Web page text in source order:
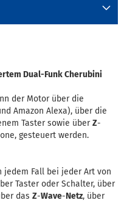
Dual-Funk Cherubini
der Motor über die
Amazon Alexa), über die
Taster sowie überZ-
gesteuert werden.
Fall bei jeder Art von
Taster oder Schalter, über
das Z-Wave-Netz, über